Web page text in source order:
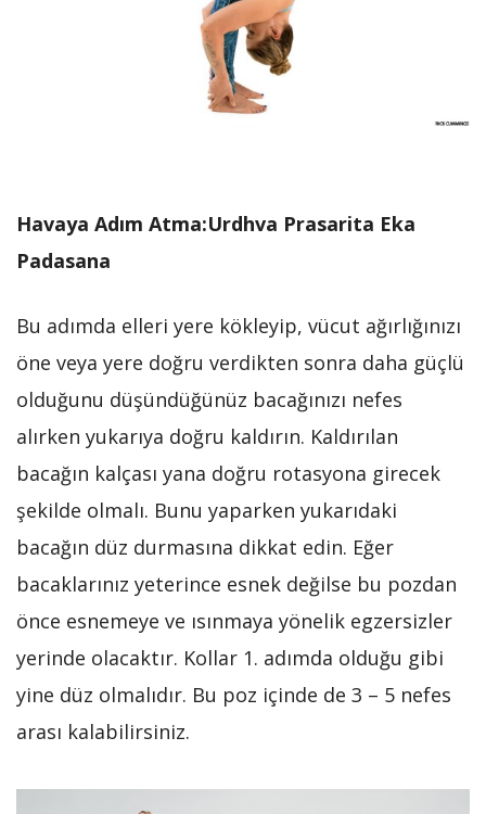
Havaya Adım Atma:Urdhva Prasarita Eka
Padasana
Bu adımda elleri yere kökleyip, vücut ağırlığınızı
öne veya yere doğru verdikten sonra daha güçlü
olduğunu düşündüğünüz bacağınızı nefes
alırken yukarıya doğru kaldırın. Kaldırılan
bacağın kalçası yana doğru rotasyona girecek
şekilde olmalı. Bunu yaparken yukarıdaki
bacağın düz durmasına dikkat edin. Eğer
bacaklarınız yeterince esnek değilse bu pozdan
önce esnemeye ve ısınmaya yönelik egzersizler
yerinde olacaktır. Kollar 1. adımda olduğu gibi
yine düz olmalıdır. Bu poz içinde de 3 – 5 nefes
arası kalabilirsiniz.